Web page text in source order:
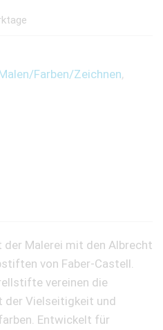
Farben/Zeichnen,
der Malerei mit den Albrecht
von Faber-Castell.
vereinen die
der Vielseitigkeit und
Entwickelt für